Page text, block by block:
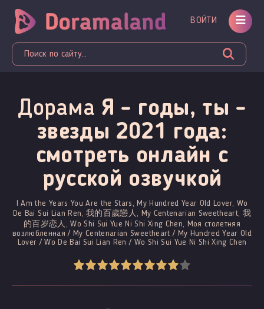
ВОЙТИ
Дорама Я - годы, ты -
звезды 2021 года:
смотреть онлайн c
русской озвучкой
I Am the Years You Are the Stars, My Hundred Year Old Lover, Wo
De Bai Sui Lian Ren, 我的百歲戀人, My Centenarian Sweetheart, 我
的百岁恋人, Wo Shi Sui Yue Ni Shi Xing Chen, Моя столетняя
возлюбленная / My Centenarian Sweetheart / My Hundred Year Old
Lover / Wo De Bai Sui Lian Ren / Wo Shi Sui Yue Ni Shi Xing Chen